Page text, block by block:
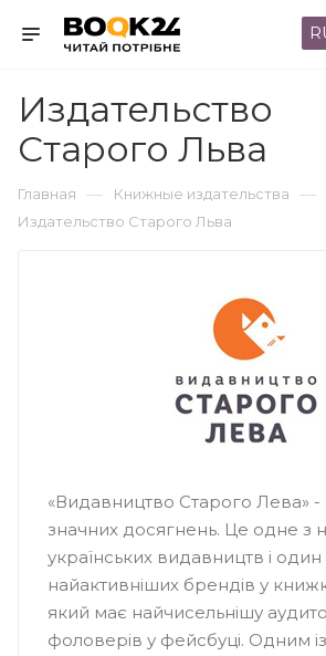
Издательство
Старого Льва
Главная — Книжные издательства —
Издательство Старого Льва
«Видавництво Старого Лева» -
значних досягнень. Це одне з
українських видавництв і один
найактивніших брендів у
який має найчисельнішу
фоловерів у фейсбуці. Одним